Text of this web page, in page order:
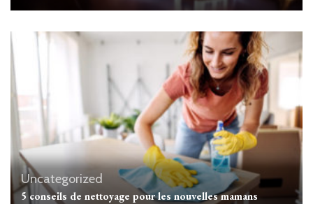
Uncategorized
5 conseils de nettoyage pour les nouvelles mamans